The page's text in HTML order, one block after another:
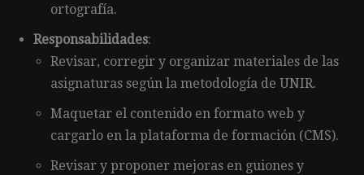
ortografía.
Responsabilidades:
Revisar, corregir y organizar materiales de las
asignaturas según la metodología de UNIR.
Maquetar el contenido en formato web y
cargarlo en la plataforma de formación (CMS).
Revisar y proponer mejoras en guiones y